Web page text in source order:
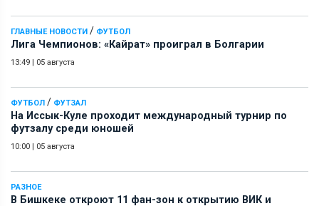
ГЛАВНЫЕ НОВОСТИ / ФУТБОЛ
Лига Чемпионов: «Кайрат» проиграл в Болгарии
13:49 | 05 августа
ФУТБОЛ / ФУТЗАЛ
На Иссык-Куле проходит международный турнир по
футзалу среди юношей
10:00 | 05 августа
РАЗНОЕ
В Бишкеке откроют 11 фан-зон к открытию ВИК и